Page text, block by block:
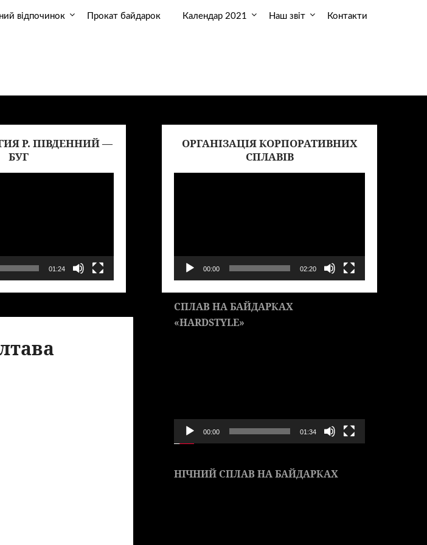
відпочинок Прокат байдарок Календар 2021 Наш звіт Контакти
Р. ПІВДЕННИЙ —
БУГ
01:24
ОРГАНІЗАЦІЯ КОРПОРАТИВНИХ
СПЛАВІВ
00:00 02:20
СПЛАВ НА БАЙДАРКАХ
«HARDSTYLE»
00:00 01:34
НІЧНИЙ СПЛАВ НА БАЙДАРКАХ